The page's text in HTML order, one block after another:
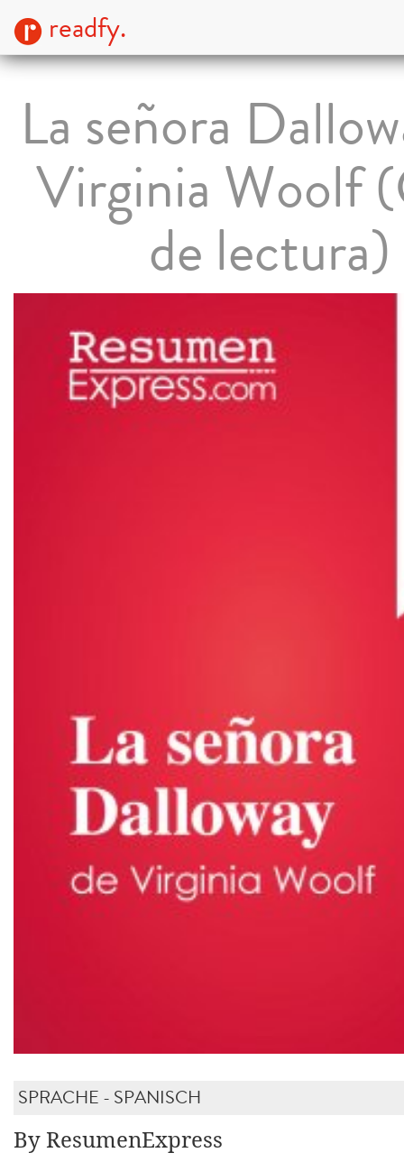
readfy.
La señora
Virginia Woolf
de lectura)
SPRACHE - SPANISCH
By ResumenExpress